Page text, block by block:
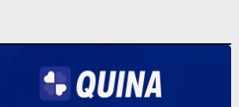
quarta-feira; veja o resultado